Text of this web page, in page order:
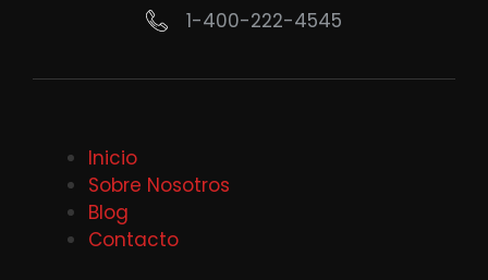
1-400-222-4545
Inicio
Sobre Nosotros
Blog
Contacto